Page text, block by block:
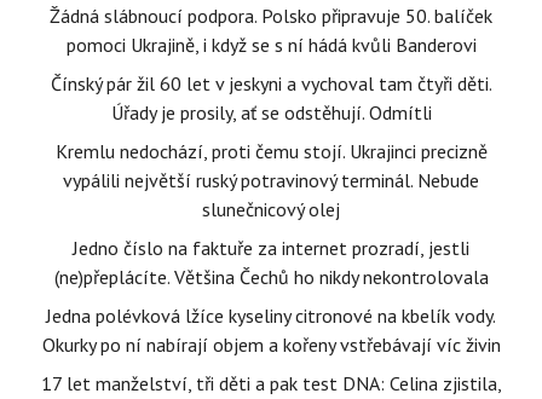
Žádná slábnoucí podpora. Polsko připravuje 50. balíček
pomoci Ukrajině, i když se s ní hádá kvůli Banderovi
Čínský pár žil 60 let v jeskyni a vychoval tam čtyři děti.
Úřady je prosily, ať se odstěhují. Odmítli
Kremlu nedochází, proti čemu stojí. Ukrajinci precizně
vypálili největší ruský potravinový terminál. Nebude
slunečnicový olej
Jedno číslo na faktuře za internet prozradí, jestli
(ne)přeplácíte. Většina Čechů ho nikdy nekontrolovala
Jedna polévková lžíce kyseliny citronové na kbelík vody.
Okurky po ní nabírají objem a kořeny vstřebávají víc živin
17 let manželství, tři děti a pak test DNA: Celina zjistila,